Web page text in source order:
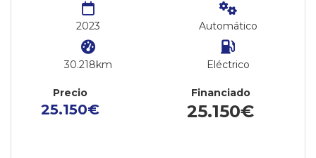
2023
30.218km
Automático
Eléctrico
Precio
25.150€
Financiado
25.150€